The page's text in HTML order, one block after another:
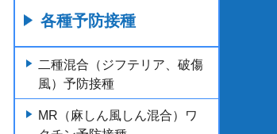
各種予防接種
二種混合（ジフテリア、破傷
風）予防接種
MR（麻しん風しん混合）ワ